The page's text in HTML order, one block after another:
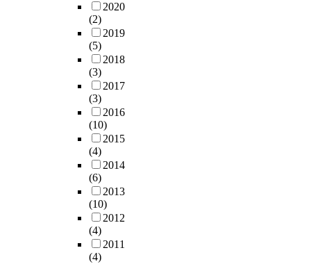
2020
(2)
2019
(5)
2018
(3)
2017
(3)
2016
(10)
2015
(4)
2014
(6)
2013
(10)
2012
(4)
2011
(4)